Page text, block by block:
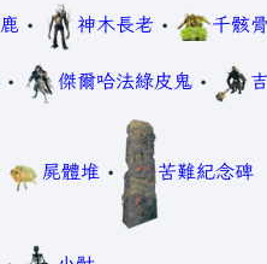
• 神木長老 • 千骸
• 傑爾哈法綠皮鬼 •
屍體堆 • 苦難紀念碑